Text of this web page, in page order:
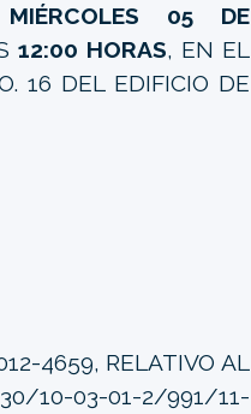
MIÉRCOLES 05 DE
12:00 HORAS, EN EL
16 DEL EDIFICIO DE
4659, RELATIVO AL
10-03-01-2/991/11-